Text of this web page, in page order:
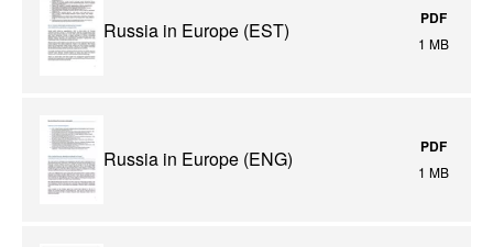
Russia in Europe (EST) PDF
1 MB
Russia in Europe (ENG) PDF
1 MB